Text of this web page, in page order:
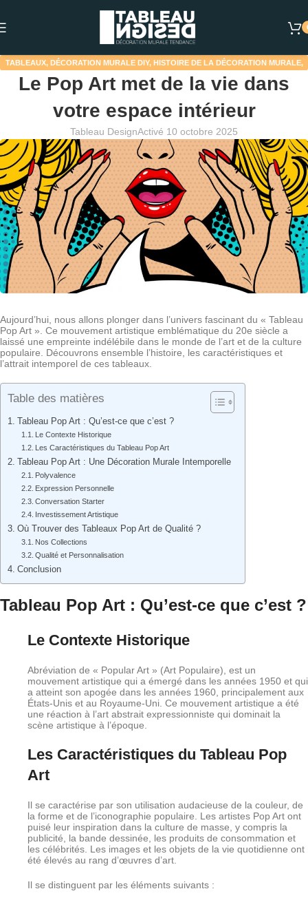
TABLEAUX, DÉCORATION MURALE DIY, HISTOIRE DE LA DÉCORATION MURALE,
INSPIRATION DÉCORATION MURALE
Le Pop Art met de la vie dans
votre espace intérieur
Tableau DesignActivé 10 octobre 2025
Aujourd’hui, nous allons plonger dans l’univers fascinant du « Tableau
Pop Art ». Ce mouvement artistique emblématique du 20e siècle a
laissé une empreinte indélébile dans le monde de l’art et de la culture
populaire. Découvrons ensemble l’histoire, les caractéristiques et
l’attrait intemporel de ces tableaux.
Table des matières
Tableau Pop Art : Qu’est-ce que c’est ?
Le Contexte Historique
Les Caractéristiques du Tableau Pop Art
Tableau Pop Art : Une Décoration Murale Intemporelle
Polyvalence
Expression Personnelle
Conversation Starter
Investissement Artistique
Où Trouver des Tableaux Pop Art de Qualité ?
Nos Collections
Qualité et Personnalisation
Conclusion
Tableau Pop Art : Qu’est-ce que c’est ?
Le Contexte Historique
Abréviation de « Popular Art » (Art Populaire), est un
mouvement artistique qui a émergé dans les années 1950 et qui
a atteint son apogée dans les années 1960, principalement aux
États-Unis et au Royaume-Uni. Ce mouvement artistique a été
une réaction à l’art abstrait expressionniste qui dominait la
scène artistique à l’époque.
Les Caractéristiques du Tableau Pop
Art
Il se caractérise par son utilisation audacieuse de la couleur, de
la forme et de l’iconographie populaire. Les artistes Pop Art ont
puisé leur inspiration dans la culture de masse, y compris la
publicité, la bande dessinée, les produits de consommation et
les célébrités. Les images et les objets de la vie quotidienne ont
été élevés au rang d’œuvres d’art.
Il se distinguent par les éléments suivants :